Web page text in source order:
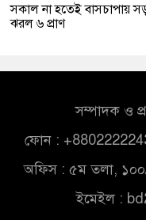
সকাল না হতেই বাসচাপায়
ঝরল ৬ প্রাণ
সম্পাদক ও
ফোন :
অফিস : ৫ম তলা, ১০০/
ইমেইল :